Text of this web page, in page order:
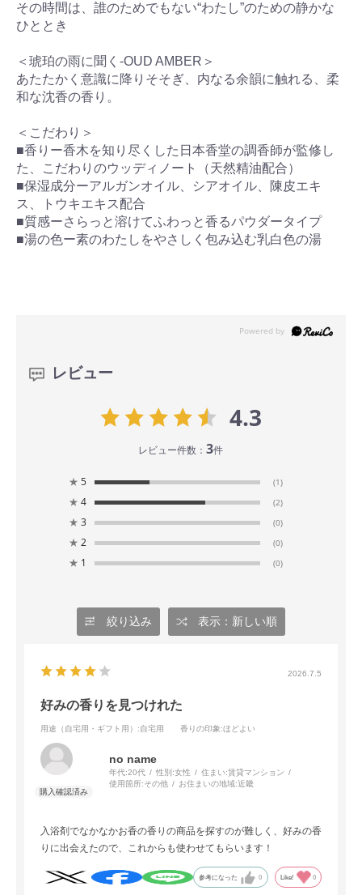
その時間は、誰のためでもない“わたし”のための静かな
ひととき
＜琥珀の雨に聞く-OUD AMBER＞
あたたかく意識に降りそそぎ、内なる余韻に触れる、柔
和な沈香の香り。
＜こだわり＞
■香りー香木を知り尽くした日本香堂の調香師が監修し
た、こだわりのウッディノート（天然精油配合）
■保湿成分ーアルガンオイル、シアオイル、陳皮エキ
ス、トウキエキス配合
■質感ーさらっと溶けてふわっと香るパウダータイプ
■湯の色ー素のわたしをやさしく包み込む乳白色の湯
レビュー
4.3
レビュー件数：3件
★ 5 (1)
★ 4 (2)
★ 3 (0)
★ 2 (0)
★ 1 (0)
絞り込み 表示：新しい順
2026.7.5
好みの香りを見つけれた
用途（自宅用・ギフト用） :自宅用 香りの印象:ほどよい
no name
年代:20代 性別:女性 住まい:賃貸マンション
使用箇所:その他 お住まいの地域:近畿
入浴剤でなかなかお香の香りの商品を探すのが難しく、好みの香
りに出会えたので、これからも使わせてもらいます！
参考になった 0 Like! 0